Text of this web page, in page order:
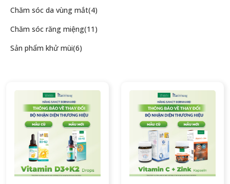
Chăm sóc da vùng mắt(4)
Chăm sóc răng miệng(11)
Sản phẩm khử mùi(6)